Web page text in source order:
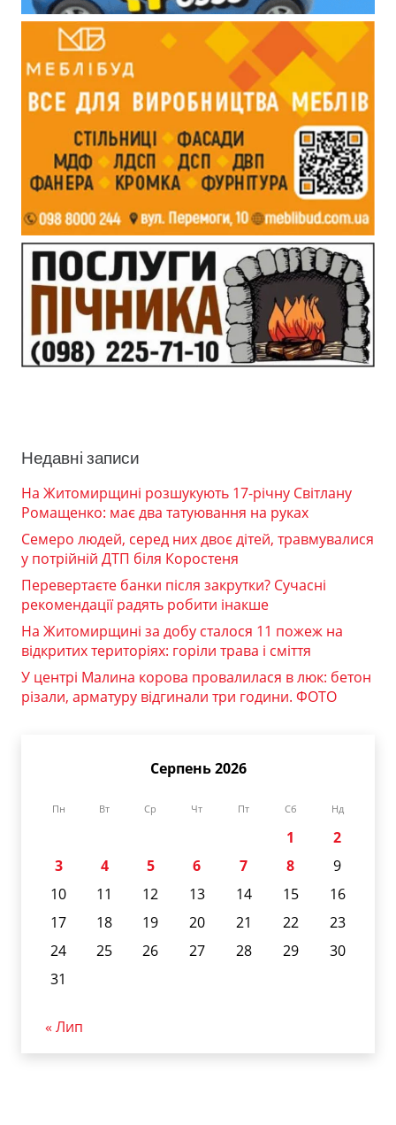
Недавні записи
На Житомирщині розшукують 17-річну Світлану
Ромащенко: має два татуювання на руках
Семеро людей, серед них двоє дітей, травмувалися
у потрійній ДТП біля Коростеня
Перевертаєте банки після закрутки? Сучасні
рекомендації радять робити інакше
На Житомирщині за добу сталося 11 пожеж на
відкритих територіях: горіли трава і сміття
У центрі Малина корова провалилася в люк: бетон
різали, арматуру відгинали три години. ФОТО
Серпень 2026
Пн Вт Ср Чт Пт Сб Нд
1
2
3
4 5 6 7 8
9
10
11 12 13 14 15
16
17
18 19 20 21 22
23
24
25 26 27 28 29
30
31
« Лип